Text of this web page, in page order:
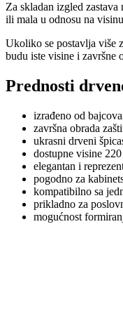
Za skladan izgled
ili mala u odnosu na
Ukoliko se postavlja više
budu iste visine i završne
Prednosti
izrađeno od
završna obrada
ukrasni drveni
dostupne visine
elegantan i
pogodno za
kompatibilno sa
prikladno za
mogućnost